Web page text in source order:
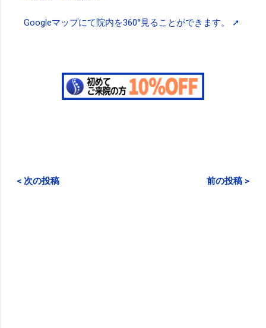
Googleマップにて院内を360°見ることができます。 ➚
< 次の投稿 前の投稿 >